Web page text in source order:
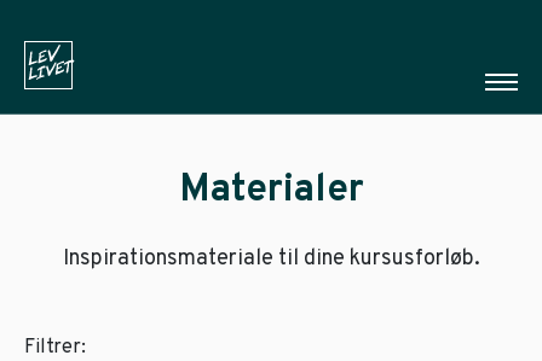
Materialer
Inspirationsmateriale til dine kursusforløb.
Filtrer: